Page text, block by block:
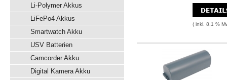
Li-Polymer Akkus
LiFePo4 Akkus
Smartwatch Akku
USV Batterien
Camcorder Akku
Digital Kamera Akku
( inkl. 8.1 %